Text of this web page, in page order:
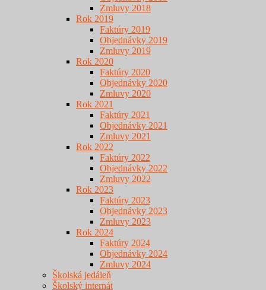
Zmluvy 2018
Rok 2019
Faktúry 2019
Objednávky 2019
Zmluvy 2019
Rok 2020
Faktúry 2020
Objednávky 2020
Zmluvy 2020
Rok 2021
Faktúry 2021
Objednávky 2021
Zmluvy 2021
Rok 2022
Faktúry 2022
Objednávky 2022
Zmluvy 2022
Rok 2023
Faktúry 2023
Objednávky 2023
Zmluvy 2023
Rok 2024
Faktúry 2024
Objednávky 2024
Zmluvy 2024
Školská jedáleň
Školský internát